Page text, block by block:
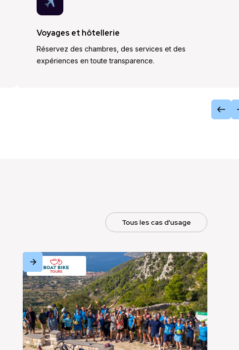
Voyages et hôtellerie
Réservez des chambres, des services et des
expériences en toute transparence.
Tous les cas d'usage